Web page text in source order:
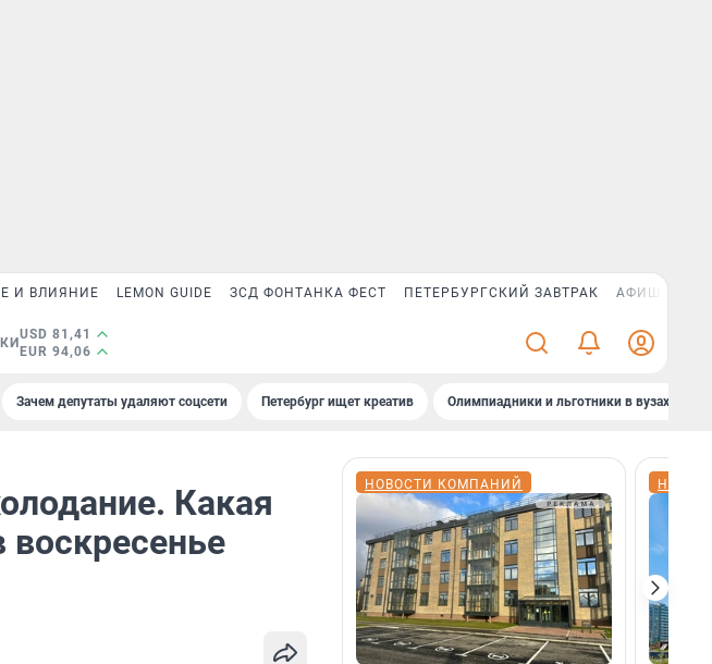
И ВЛИЯНИЕ LEMON GUIDE ЗСД ФОНТАНКА ФЕСТ ПЕТЕРБУРГСКИЙ ЗАВТРАК АФИША PLUS
USD 81,41
EUR 94,06
Зачем депутаты удаляют соцсети Петербург ищет креатив Олимпиадники и льготники в вузах СПб
Какая
воскресенье
НОВОСТИ КОМПАНИЙ